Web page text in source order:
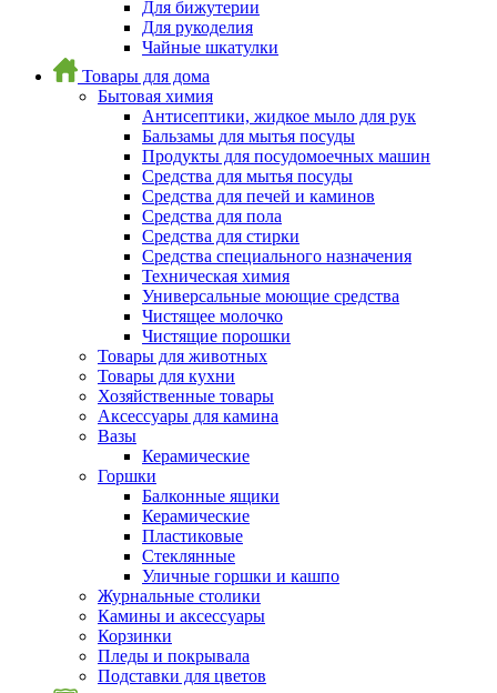
Для бижутерии
Для рукоделия
Чайные шкатулки
Товары для дома
Бытовая химия
Антисептики, жидкое мыло для рук
Бальзамы для мытья посуды
Продукты для посудомоечных машин
Средства для мытья посуды
Средства для печей и каминов
Средства для пола
Средства для стирки
Средства специального назначения
Техническая химия
Универсальные моющие средства
Чистящее молочко
Чистящие порошки
Товары для животных
Товары для кухни
Хозяйственные товары
Аксессуары для камина
Вазы
Керамические
Горшки
Балконные ящики
Керамические
Пластиковые
Стеклянные
Уличные горшки и кашпо
Журнальные столики
Камины и аксессуары
Корзинки
Пледы и покрывала
Подставки для цветов